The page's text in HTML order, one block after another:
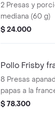
2 Presas y
mediana (60 g)
$ 24.000
Pollo Frisby
8 Presas
papas a la
$ 78.300